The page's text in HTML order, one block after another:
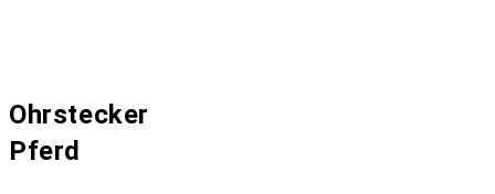
Ohrstecker
Pferd